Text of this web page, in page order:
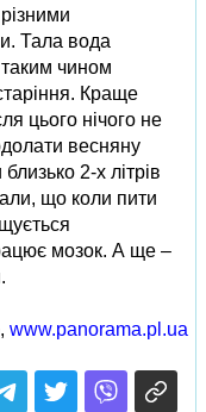
Тала вода
таким чином
Краще
цього нічого не
весняну
2-х літрів
що коли пити
мозок. А ще –
www.panorama.pl.ua